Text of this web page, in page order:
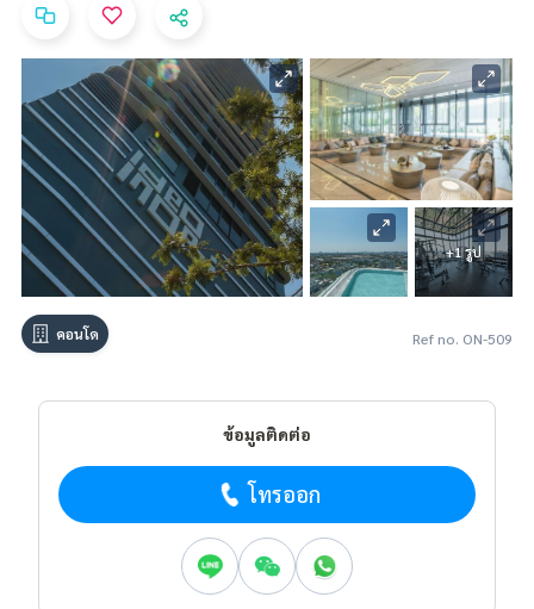
+1 รูป
คอนโด Ref no. ON-509
ข้อมูลติดต่อ
โทรออก